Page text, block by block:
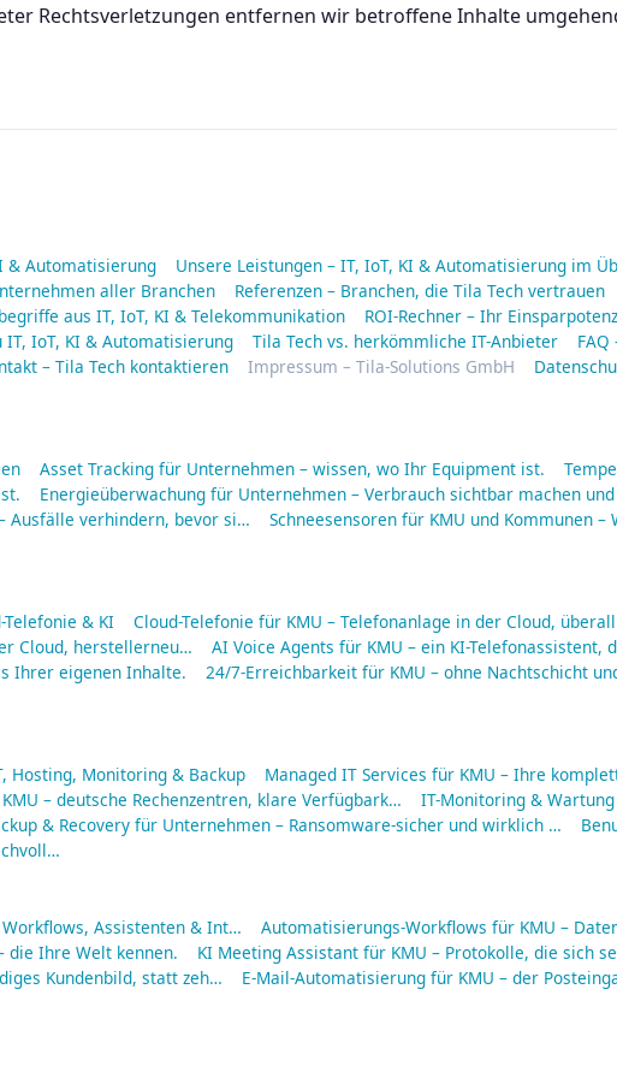
Rechtsverletzungen entfernen wir betroffene Inhalte
& Automatisierung
Unsere Leistungen – IT, IoT, KI & Automatisierung im
aller Branchen
Referenzen – Branchen, die Tila Tech vertrauen
aus IT, IoT, KI & Telekommunikation
ROI-Rechner – Ihr
IT, IoT, KI & Automatisierung Tila Tech vs. herkömmliche IT-Anbieter
– Tila Tech kontaktieren Impressum – Tila-Solutions GmbH
Asset Tracking für Unternehmen – wissen, wo Ihr Equipment ist.
Energieüberwachung für Unternehmen – Verbrauch sichtbar machen
Ausfälle verhindern, bevor si…
Schneesensoren für KMU und Kommunen –
& KI Cloud-Telefonie für KMU – Telefonanlage in der Cloud,
Cloud, herstellerneu…
AI Voice Agents für KMU – ein KI-Telefonassistent,
Ihrer eigenen Inhalte.
24/7-Erreichbarkeit für KMU – ohne Nachtschicht
Hosting, Monitoring & Backup
Managed IT Services für KMU – Ihre
– deutsche Rechenzentren, klare Verfügbark…
IT-Monitoring &
& Recovery für Unternehmen – Ransomware-sicher und wirklich …
Assistenten & Int…
Automatisierungs-Workflows für KMU –
die Ihre Welt kennen.
KI Meeting Assistant für KMU – Protokolle, die sich
Kundenbild, statt zeh…
E-Mail-Automatisierung für KMU – der